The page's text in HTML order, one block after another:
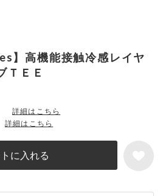
】高機能接触冷感レイヤ
ＴＥＥ
詳細はこちら
に入れる
詳細はこちら